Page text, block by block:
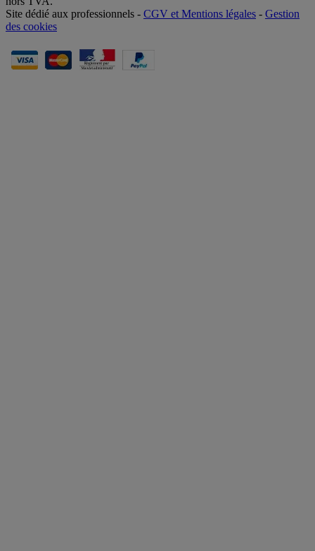
Site dédié aux professionnels - CGV et Mentions légales - Gestion
des cookies